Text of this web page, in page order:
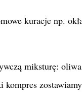
kuracje np.
miksturę: